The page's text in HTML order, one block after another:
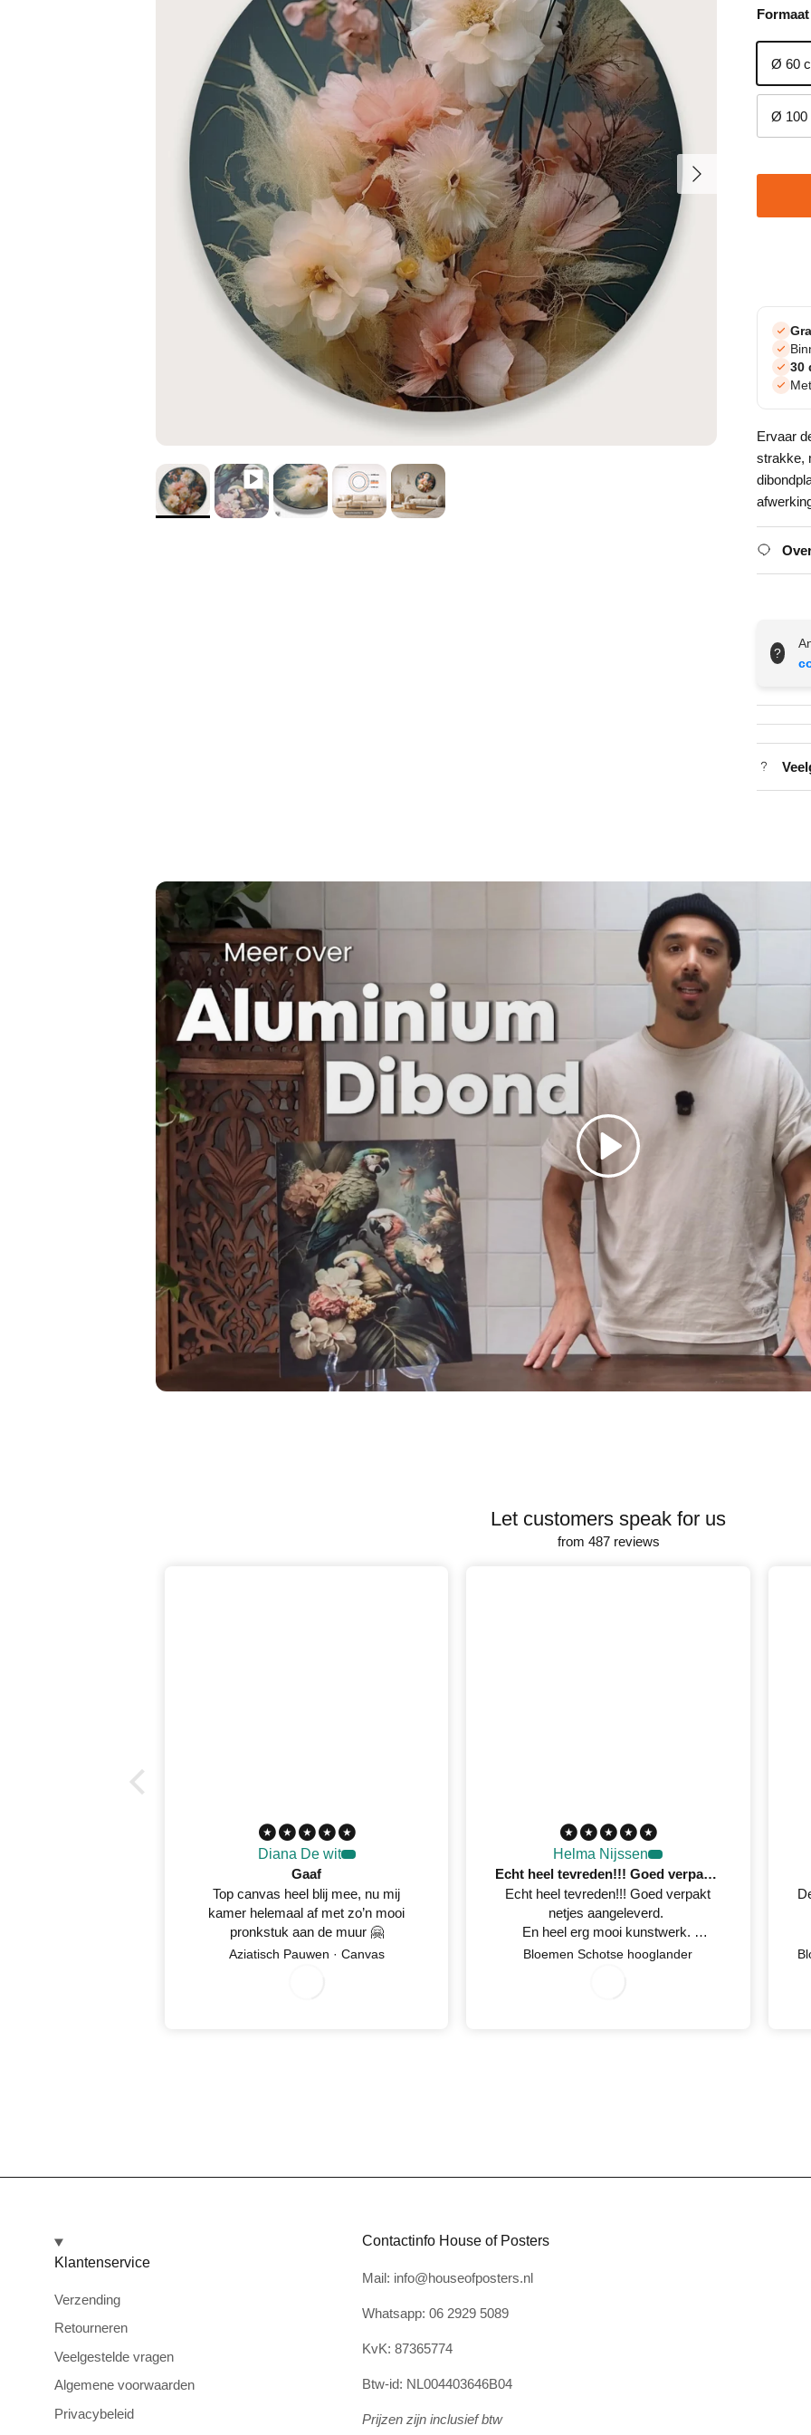
Volgende
Formaat
Ø 60
Ø 100
30
Ervaar
strakke,
?
Spelen
Let customers speak for us
from 487 reviews
Diana De wit
Gaaf
Top canvas heel blij mee, nu mij
kamer helemaal af met zo’n mooi
pronkstuk aan de muur 🤗
Aziatisch Pauwen · Canvas
8
/
5
2
0
2
Helma Nijssen
Echt heel tevreden!!! Goed verpakt netjes aangeleverd
Echt heel tevreden!!! Goed verpakt
netjes aangeleverd.
En heel erg mooi kunstwerk.
Netjes op tijd een mail gestuurd
Bloemen Schotse hooglander
7
/
0
2
0
2
Klantenservice
Verzending
Retourneren
Veelgestelde vragen
Algemene voorwaarden
Privacybeleid
Contactinfo House of Posters
Mail: info@houseofposters.nl
Whatsapp: 06 2929 5089
KvK: 87365774
Btw-id: NL004403646B04
Prijzen zijn inclusief btw